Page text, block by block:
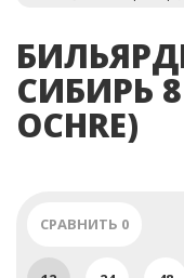
СИБИРЬ
OCHRE)
СРАВНИТЬ 0